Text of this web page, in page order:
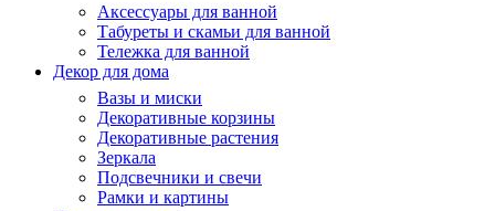
Аксессуары для ванной
Табуреты и скамьи для ванной
Тележка для ванной
Декор для дома
Вазы и миски
Декоративные корзины
Декоративные растения
Зеркала
Подсвечники и свечи
Рамки и картины